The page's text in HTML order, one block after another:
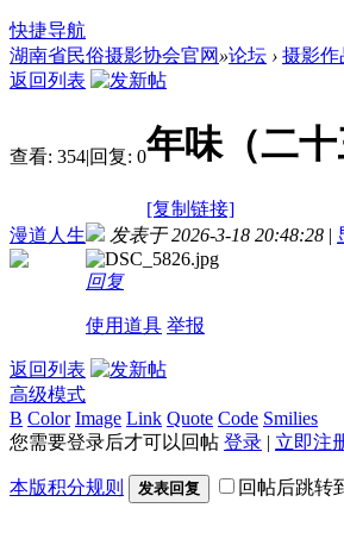
快捷导航
湖南省民俗摄影协会官网 »论坛 › 摄影作
返回列表
查看: 354|回复: 0年味（二十
[复制链接]
漫道人生
发表于 2026-3-18 20:48:28 |
回复
使用道具 举报
返回列表
高级模式
B Color Image Link Quote Code Smilies
您需要登录后才可以回帖 登录 | 立即注
本版积分规则 发表回复 回帖后跳转